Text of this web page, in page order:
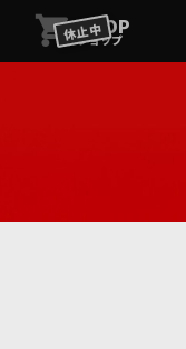
SHOP
ショップ
休止中